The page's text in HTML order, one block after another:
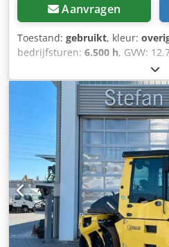
Aanvragen
Toestand: gebruikt, kleur:
bedrijfsturen: 6.500 h, GVW:
Crjdpfx Asy R Uwrshlof CE-
101582511260 Machines te
een ruim assortiment direct
hebben meer opties dan
gerust op elk moment. Al onze
onderhouden en gecontroleerd
nodig? Neem contact op en
u graag in het Nederlands,
Russisch. Ontdek ons brede
machines.